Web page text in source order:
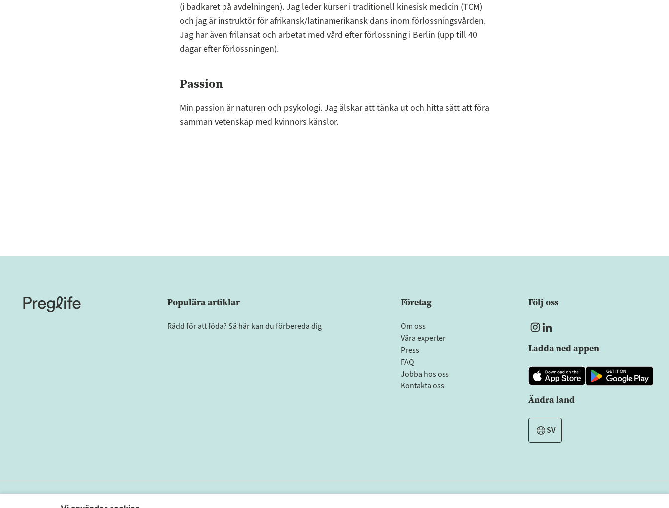
(i badkaret på avdelningen). Jag leder kurser i traditionell kinesisk medicin (TCM)
och jag är instruktör för afrikansk/latinamerikansk dans inom förlossningsvården.
Jag har även frilansat och arbetat med vård efter förlossning i Berlin (upp till 40
dagar efter förlossningen).
Passion
Min passion är naturen och psykologi. Jag älskar att tänka ut och hitta sätt att föra
samman vetenskap med kvinnors känslor.
Populära artiklar
Rädd för att föda? Så här kan du förbereda dig
Företag
Om oss
Våra experter
Press
FAQ
Jobba hos oss
Kontakta oss
Följ oss
Ladda ned appen
Ändra land
SV